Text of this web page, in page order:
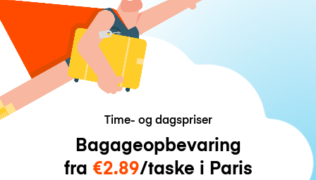
Time- og dagspriser
Bagageopbevaring
fra €2.89/taske i Paris